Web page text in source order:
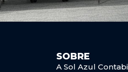
SOBRE
A Sol Azul